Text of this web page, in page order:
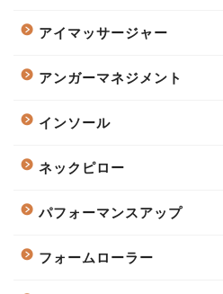
アイマッサージャー
アンガーマネジメント
インソール
ネックピロー
パフォーマンスアップ
フォームローラー